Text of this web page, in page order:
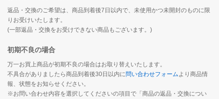
返品・交換のご希望は、商品到着後7日以内で、未使用かつ未開封のものに限
りお受けいたします。
(一部返品・交換をお受けできない商品もございます。)
初期不良の場合
万一お買上商品が初期不良の場合はお取り替えいたします。
不具合がありましたら商品到着後30日以内に問い合わせフォーム より商品情
報、状態をお知らせください。
※お問い合わせ内容を選択してくださいの項目で「商品の返品・交換につい